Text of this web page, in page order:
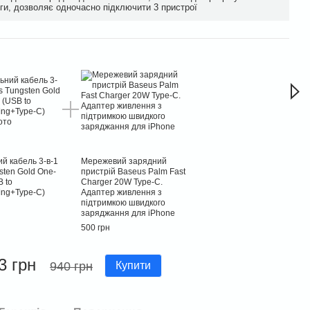
дозволяє одночасно підключити 3 пристрої
кабель 3-в-1
Gold One-
to
C)
Мережевий зарядний
пристрій Baseus Palm Fast
Charger 20W Type-C.
Адаптер живлення з
підтримкою швидкого
заряджання для iPhone
500 грн
грн 940 грн Купити